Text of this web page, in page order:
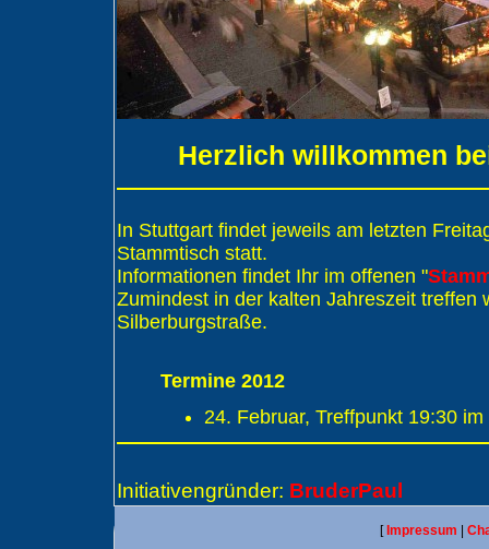
Herzlich willkommen
In Stuttgart findet jeweils am letzten
Stammtisch statt.
Informationen findet Ihr im offenen "
Zumindest in der kalten Jahreszeit treffen
Silberburgstraße.
Termine 2012
24. Februar, Treffpunkt 19:30
Initiativengründer: BruderPaul
[ Impressum